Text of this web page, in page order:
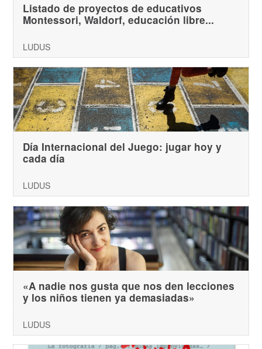
Listado de proyectos de educativos
Montessori, Waldorf, educación libre...
LUDUS
Día Internacional del Juego: jugar hoy y
cada día
LUDUS
«A nadie nos gusta que nos den lecciones
y los niños tienen ya demasiadas»
LUDUS